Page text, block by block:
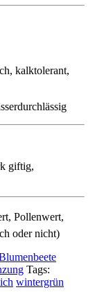
kalktolerant,
giftig,
Pollenwert,
oder nicht)
Tags:
wintergrün